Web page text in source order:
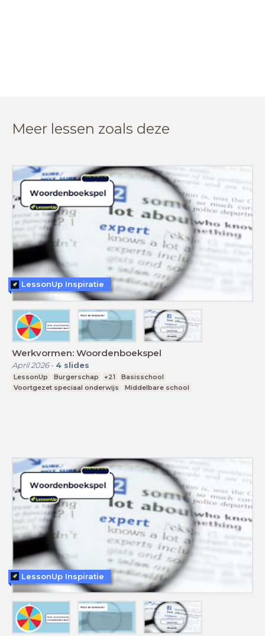
Meer lessen zoals deze
Werkvormen: Woordenboekspel
April 2026- 4 slides
LessonUp Burgerschap +21
Basisschool
Voortgezet speciaal onderwijs
Middelbare school
LessonUp Inspiratie
LessonUp Inspiratie